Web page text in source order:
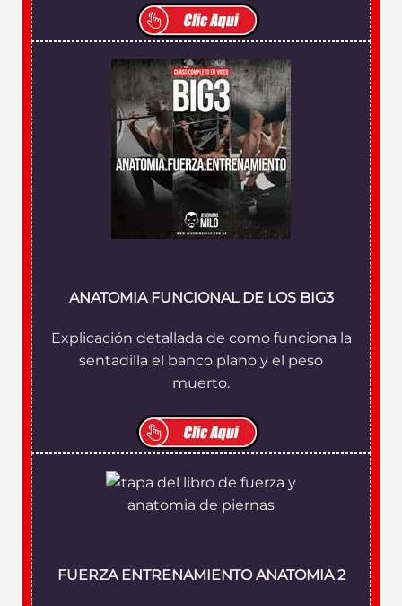
ANATOMIA FUNCIONAL DE LOS BIG3
Explicación detallada de como funciona la
sentadilla el banco plano y el peso
muerto.
FUERZA ENTRENAMIENTO ANATOMIA 2